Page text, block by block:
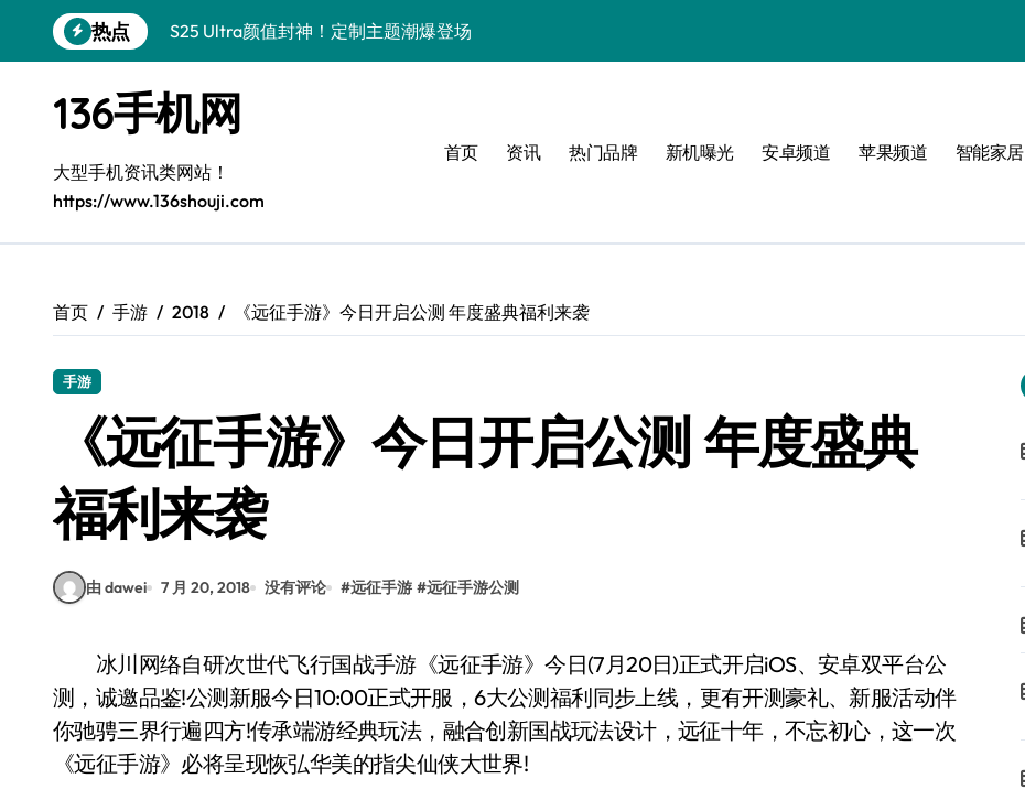
到
热点 S25 Ultra颜值封神！定制主题潮爆登场
136手机网
大型手机资讯类网站！
https://www.136shouji.com
首页 资讯 热门品牌 新机曝光 安卓频道 苹果频道 智能家居
首页 手游 2018 《远征手游》今日开启公测 年度盛典福利来袭
手游
《远征手游》今日开启公测 年度盛典
福利来袭
由 dawei 7 月 20, 2018 没有评论 #远征手游 #远征手游公测
冰川网络自研次世代飞行国战手游《远征手游》今日(7月20日)正式开启iOS、安卓双平台公
测，诚邀品鉴!公测新服今日10:00正式开服，6大公测福利同步上线，更有开测豪礼、新服活动伴
你驰骋三界行遍四方!传承端游经典玩法，融合创新国战玩法设计，远征十年，不忘初心，这一次
《远征手游》必将呈现恢弘华美的指尖仙侠大世界!